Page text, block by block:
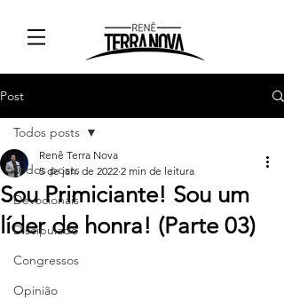
Post
Todos posts
Devocionais
Discipulado
Congressos
Opinião
Todos posts
Sou Primiciante! Sou um
líder de honra! (Parte 03)
Renê Terra Nova
5 de jan. de 2022 2 min de leitura